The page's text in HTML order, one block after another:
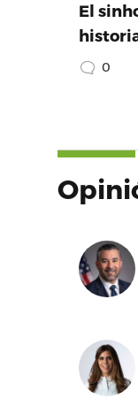
El
0